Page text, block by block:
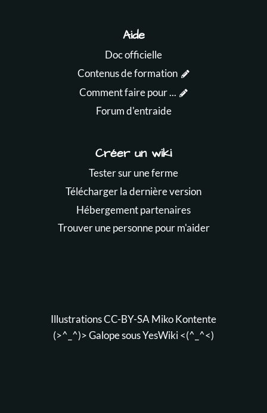
Aide
Doc officielle
Contenus de formation
Comment faire pour ...
Forum d'entraide
Créer un wiki
Tester sur une ferme
Télécharger la dernière version
Hébergement partenaires
Trouver une personne pour m'aider
Illustrations CC-BY-SAMiko Kontente
(>^_^)> Galope sousYesWiki<(^_^<)